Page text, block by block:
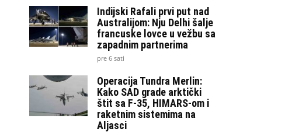
Indijski Rafali prvi put nad
Australijom: Nju Delhi šalje
francuske lovce u vežbu sa
zapadnim partnerima
pre 6 sati
Operacija Tundra Merlin:
Kako SAD grade arktički
štit sa F-35, HIMARS-om i
raketnim sistemima na
Aljasci